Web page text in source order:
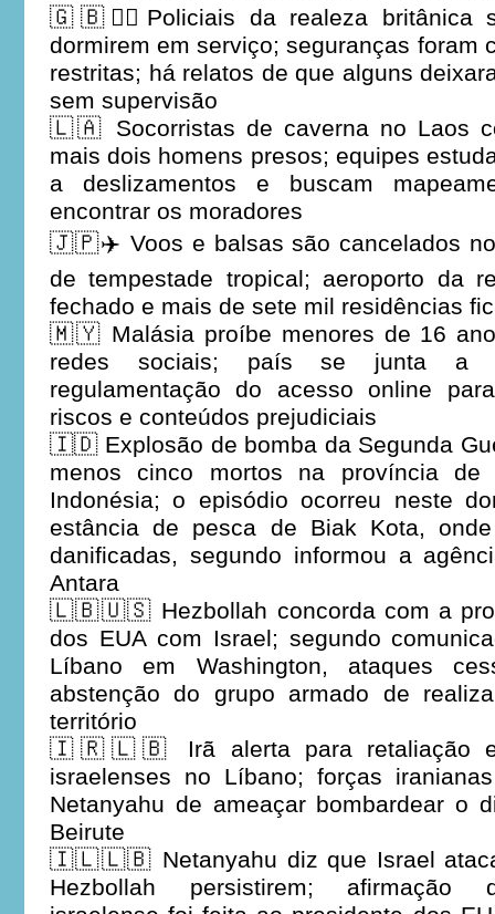
🇬🇧💂‍♂️Policiais da realeza britânica
dormirem em serviço; seguranças foram
restritas; há relatos de que alguns
sem supervisão
🇱🇦 Socorristas de caverna no Laos
mais dois homens presos; equipes
a deslizamentos e buscam
encontrar os moradores
🇯🇵✈️ Voos e balsas são cancelados no
de tempestade tropical; aeroporto da
fechado e mais de sete mil residências
🇲🇾 Malásia proíbe menores de 16
redes sociais; país se junta a
regulamentação do acesso online
riscos e conteúdos prejudiciais
🇮🇩 Explosão de bomba da Segunda
menos cinco mortos na província
Indonésia; o episódio ocorreu neste
estância de pesca de Biak Kota,
danificadas, segundo informou a
Antara
🇱🇧🇺🇸 Hezbollah concorda com a
dos EUA com Israel; segundo
Líbano em Washington, ataques
abstenção do grupo armado de
território
🇮🇷🇱🇧 Irã alerta para retaliação
israelenses no Líbano; forças
Netanyahu de ameaçar bombardear o
Beirute
🇮🇱🇱🇧 Netanyahu diz que Israel
Hezbollah persistirem; afirmação